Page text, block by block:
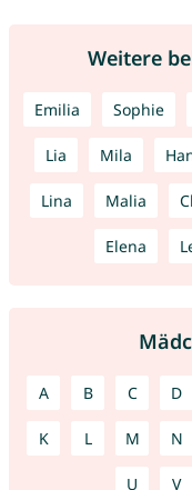
Weitere
Emilia Sophie
Lia Mila
Lina Malia
Elena
A B C D
K L M N
U V